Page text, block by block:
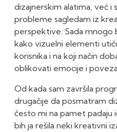
dizajnerskim alatima, već i
probleme sagledam iz
perspektive. Sada mnogo
kako vizuelni elementi
korisnika i na koji način
oblikovati emocije i
Od kada sam završila
drugačije da posmatram
često mi na pamet padaju
bih ja rešila neki kreativni